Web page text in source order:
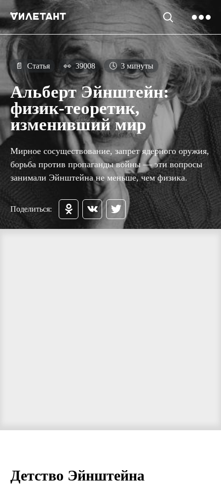
📄 Статья 👀 39008 🕓 3 минуты
Альберт Эйнштейн:
физик-теоретик,
изменивший мир
Мирное сосуществование, запрет ядерного оружия,
борьба против пропаганды войны — эти вопросы
занимали Эйнштейна не меньше, чем физика.
Поделиться:
Детство Эйнштейна